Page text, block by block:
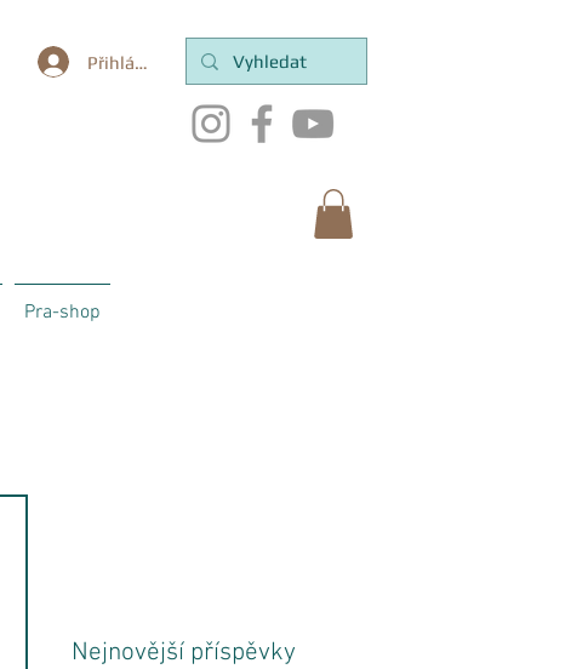
Přihlásit se
Pra-shop
Nejnovější příspěvky